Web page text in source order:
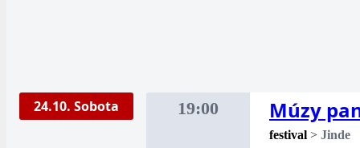
24.10. Sobota 19:00 Múzy
festival > Jinde